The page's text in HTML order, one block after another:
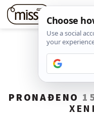
PRONAĐENO